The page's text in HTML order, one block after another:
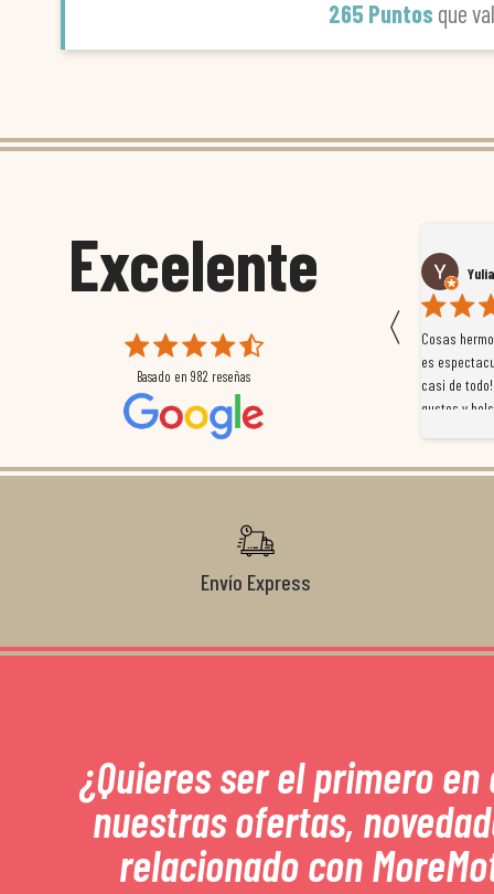
265 Puntos que
Excelente
Basado en 982 reseñas
〈
Susana García Luis
Magnífica atención al cliente. Tuvimos un pequeño
retraso en el pedido y desde el minuto uno se
preocuparon por ayudarnos en todo. Gracias a Sergio,
magnífico gestor... atento, amable, un servicio de 10.
Gracias de nuevo por todo!
Cosas
es
casi de
gustos y
Envío Express
¿Quieres ser el primero
nuestras ofertas,
relacionado con